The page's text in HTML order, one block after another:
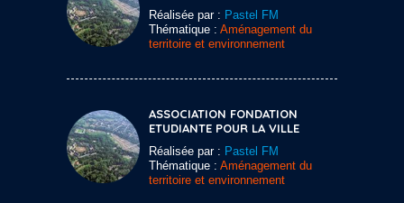
Réalisée par : Pastel FM
Thématique : Aménagement du
territoire et environnement
ASSOCIATION FONDATION
ETUDIANTE POUR LA VILLE
Réalisée par : Pastel FM
Thématique : Aménagement du
territoire et environnement